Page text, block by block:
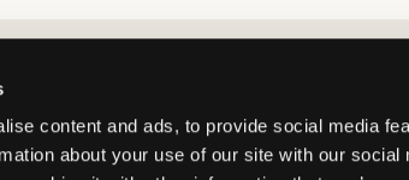
content and ads, to provide social media
about your use of our site with our social